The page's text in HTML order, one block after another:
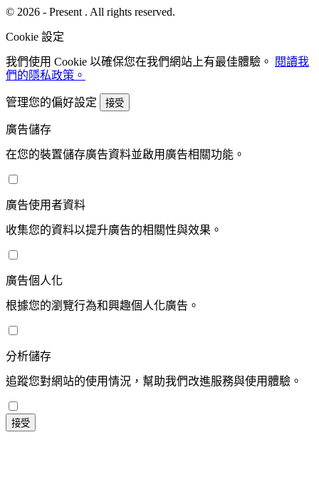
© 2026 - Present . All rights reserved.
Cookie 設定
我們使用 Cookie 以確保您在我們網站上有最佳體驗。
閱讀我
們的隱私政策。
管理您的偏好設定 接受
廣告儲存
在您的裝置儲存廣告資料並啟用廣告相關功能。
廣告使用者資料
收集您的資料以提升廣告的相關性與效果。
廣告個人化
根據您的瀏覽行為和興趣個人化廣告。
分析儲存
追蹤您對網站的使用情況，幫助我們改進服務與使用體驗。
接受